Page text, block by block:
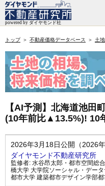
トップ 不動産価格データベース 土地
【AI予測】北海道池田
(10年前比▲13.5%)! 10
2026年3月18日公開（2026
ダイヤモンド不動産研究所
監修者: 水谷昂太郎・都市空間総
橋大学 大学院ソーシャル・デー
都市大学 建築都市デザイン学部